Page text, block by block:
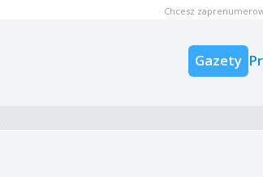
Gazety
Chcesz